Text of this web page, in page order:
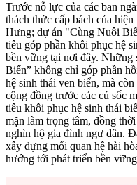
Trước nỗ lực của các ban
thách thức cấp bách của
Hưng; dự án "Cùng Nuôi
tiêu góp phần khôi phục hệ
bền vững tại nơi đây. Những
Biển” không chỉ góp phần
hệ sinh thái ven biển, mà
cộng đồng trước các cú sốc
tiêu khôi phục hệ sinh thái
mặn làm trọng tâm, đồng
nghìn hộ gia đình ngư dân.
xây dựng mối quan hệ hài
hướng tới phát triển bền